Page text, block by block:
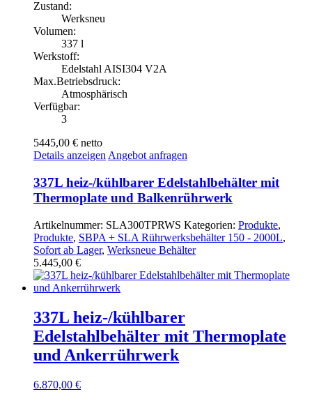
Zustand:
Werksneu
Volumen:
337 l
Werkstoff:
Edelstahl AISI304 V2A
Max.Betriebsdruck:
Atmosphärisch
Verfügbar:
3
5445,00 € netto
Details anzeigenAngebot anfragen
337L heiz-/kühlbarer Edelstahlbehälter mit
Thermoplate und Balkenrührwerk
Artikelnummer: SLA300TPRWS Kategorien: Produkte,
Produkte, SBPA + SLA Rührwerksbehälter 150 - 2000L,
Sofort ab Lager, Werksneue Behälter
5.445,00 €
337L heiz-/kühlbarer
Edelstahlbehälter mit Thermoplate
und Ankerrührwerk
6.870,00 €